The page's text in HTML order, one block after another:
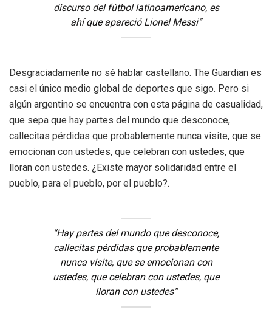
discurso del fútbol latinoamericano, es
ahí que apareció Lionel Messi“
Desgraciadamente no sé hablar castellano. The Guardian es
casi el único medio global de deportes que sigo. Pero si
algún argentino se encuentra con esta página de casualidad,
que sepa que hay partes del mundo que desconoce,
callecitas pérdidas que probablemente nunca visite, que se
emocionan con ustedes, que celebran con ustedes, que
lloran con ustedes. ¿Existe mayor solidaridad entre el
pueblo, para el pueblo, por el pueblo?.
“Hay partes delmundo que desconoce,
callecitas pérdidas que probablemente
nunca visite, que se emocionan con
ustedes, que celebran con ustedes, que
lloran con ustedes“